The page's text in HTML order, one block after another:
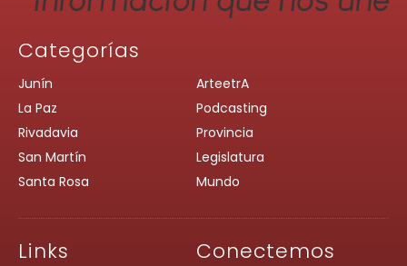
Categorías
Junín
La Paz
Rivadavia
San Martín
Santa Rosa
ArteetrA
Podcasting
Provincia
Legislatura
Mundo
Links Conectemos